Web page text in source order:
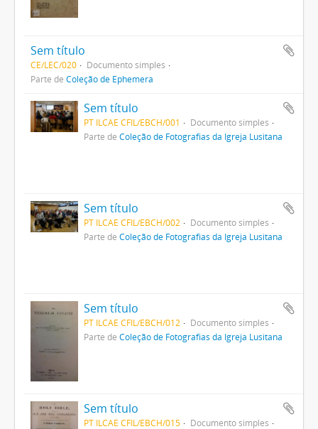
Sem título
CE/LEC/020
Documento simples
Parte de Coleção de Ephemera
Sem título
PT ILCAE CFIL/EBCH/001
Documento simples
Parte de Coleção de Fotografias da Igreja Lusitana
Sem título
PT ILCAE CFIL/EBCH/002
Documento simples
Parte de Coleção de Fotografias da Igreja Lusitana
Sem título
PT ILCAE CFIL/EBCH/012
Documento simples
Parte de Coleção de Fotografias da Igreja Lusitana
Sem título
PT ILCAE CFIL/EBCH/015
Documento simples